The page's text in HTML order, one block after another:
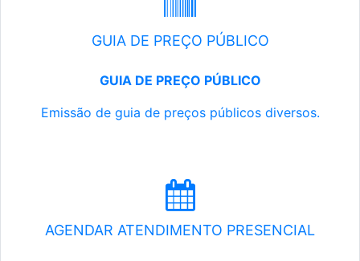
GUIA DE PREÇO PÚBLICO
GUIA DE PREÇO PÚBLICO
Emissão de guia de preços públicos diversos.
AGENDAR ATENDIMENTO PRESENCIAL